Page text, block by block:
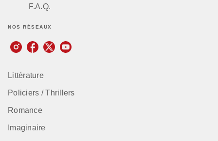
F.A.Q.
NOS RÉSEAUX
Littérature
Policiers / Thrillers
Romance
Imaginaire